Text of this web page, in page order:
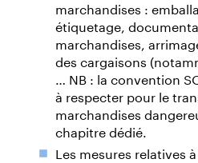
marchandises :
étiquetage,
marchandises,
des cargaisons
… NB : la convention
à respecter pour le
marchandises
chapitre dédié.
Les mesures relatives